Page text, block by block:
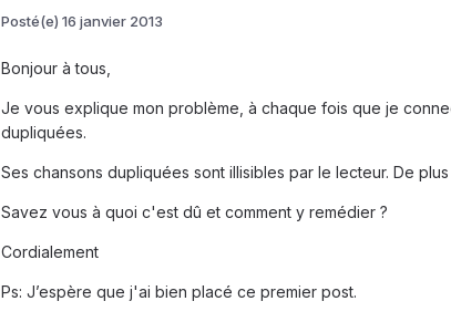
Posté(e) 16 janvier 2013
Bonjour à tous,
Je vous explique mon problème, à chaque fois que je
dupliquées.
Ses chansons dupliquées sont illisibles par le lecteur. De
Savez vous à quoi c'est dû et comment y remédier ?
Cordialement
Ps: J’espère que j'ai bien placé ce premier post.